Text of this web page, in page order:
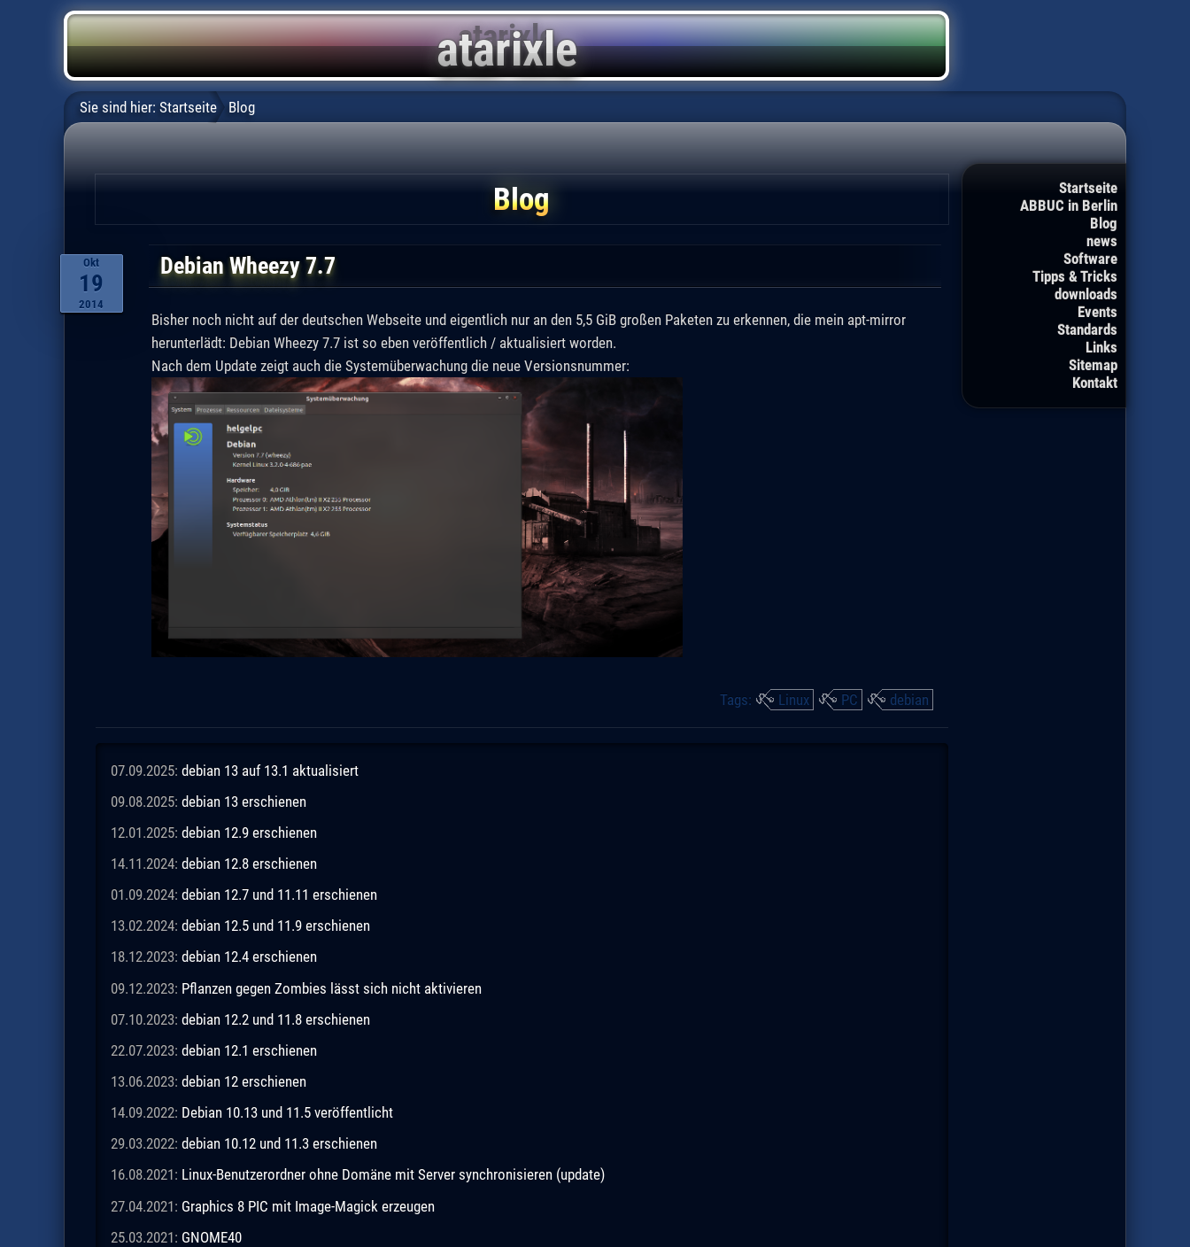
Startseite
ABBUC in Berlin
Blog
news
Software
Tipps & Tricks
downloads
Events
Standards
Links
Sitemap
Kontakt
Sie sind hier: Startseite Blog
Blog
Okt
19
2014
Debian Wheezy 7.7
Bisher noch nicht auf der deutschen Webseite und eigentlich nur an den 5,5 GiB großen Paketen zu erkennen, die mein apt-mirror
herunterlädt: Debian Wheezy 7.7 ist so eben veröffentlich / aktualisiert worden.
Nach dem Update zeigt auch die Systemüberwachung die neue Versionsnummer:
Tags: Linux PC debian
07.09.2025: debian 13 auf 13.1 aktualisiert
09.08.2025: debian 13 erschienen
12.01.2025: debian 12.9 erschienen
14.11.2024: debian 12.8 erschienen
01.09.2024: debian 12.7 und 11.11 erschienen
13.02.2024: debian 12.5 und 11.9 erschienen
18.12.2023: debian 12.4 erschienen
09.12.2023: Pflanzen gegen Zombies lässt sich nicht aktivieren
07.10.2023: debian 12.2 und 11.8 erschienen
22.07.2023: debian 12.1 erschienen
13.06.2023: debian 12 erschienen
14.09.2022: Debian 10.13 und 11.5 veröffentlicht
29.03.2022: debian 10.12 und 11.3 erschienen
16.08.2021: Linux-Benutzerordner ohne Domäne mit Server synchronisieren (update)
27.04.2021: Graphics 8 PIC mit Image-Magick erzeugen
25.03.2021: GNOME40